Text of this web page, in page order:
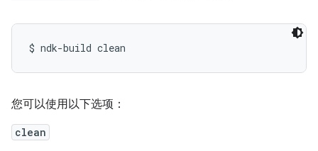
您可以使用以下选项：
clean